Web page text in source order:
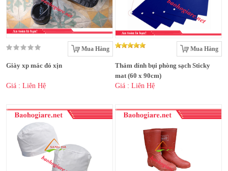
Mua Hàng
Giày xp mác đỏ xịn
Giá : Liên Hệ
Mua Hàng
Thảm dính bụi phòng sạch Sticky
mat (60 x 90cm)
Giá : Liên Hệ